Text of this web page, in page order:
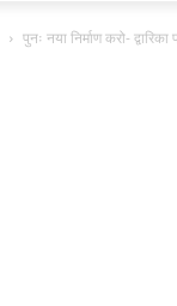
पुनः नया निर्माण करो- द्वारिका